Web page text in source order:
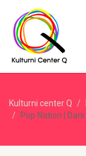
Kulturni center Q
Pop Nation | Dani